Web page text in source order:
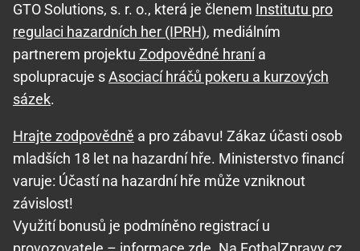
GTO Solutions, s. r. o., která je členem Institutu pro
regulaci hazardních her (IPRH), mediálním
partnerem projektu Zodpovědné hranía
spolupracuje sAsociací hráčů pokeru a kurzových
sázek.
Hrajte zodpovědně a pro zábavu! Zákaz účasti osob
mladších 18 let na hazardní hře. Ministerstvo financí
varuje: Účastí na hazardní hře může vzniknout
závislost!
Využití bonusů je podmíněno registrací u